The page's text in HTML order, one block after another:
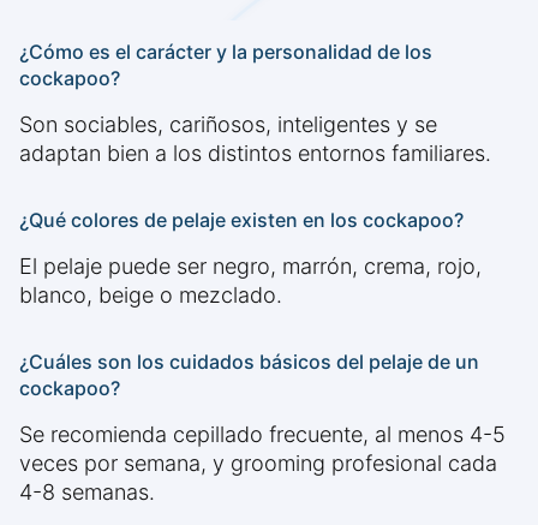
¿Cómo es el carácter y la personalidad de los
cockapoo?
Son sociables, cariñosos, inteligentes y se
adaptan bien a los distintos entornos familiares.
¿Qué colores de pelaje existen en los cockapoo?
El pelaje puede ser negro, marrón, crema, rojo,
blanco, beige o mezclado.
¿Cuáles son los cuidados básicos del pelaje de un
cockapoo?
Se recomienda cepillado frecuente, al menos 4-5
veces por semana, y grooming profesional cada
4-8 semanas.